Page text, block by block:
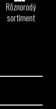
Rôznorodý
sortiment